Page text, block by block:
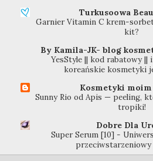
Turkusoowa
Garnier Vitamin C krem-
kit?
By Kamila-JK- blog
YesStyle || kod rabatowy ||
koreańskie kosmetyki
Kosmetyki moim
Sunny Rio od Apis — peeling,
tropiki!
Dobre Dla
Super Serum [10] -
przeciwstarzeniowy